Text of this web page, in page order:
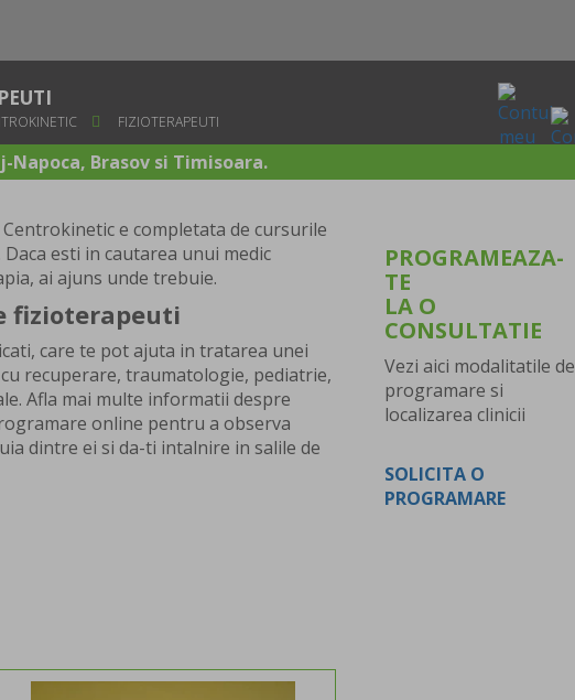
FIZIOTERAPEUTI
Brasov si Timisoara.
e completata de cursurile
esti in cautarea unui medic
ai ajuns unde trebuie.
fizioterapeuti
care te pot ajuta in tratarea unei
recuperare, traumatologie, pediatrie,
Afla mai multe informatii despre
online pentru a observa
dintre ei si da-ti intalnire in salile de
PROGRAMEAZA-
TE
LA O
CONSULTATIE
Vezi aici modalitatile de
programare si
localizarea clinicii
SOLICITA O
PROGRAMARE